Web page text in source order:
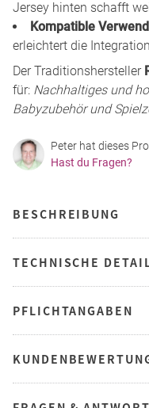
Jersey hinten schafft
Kompatible
erleichtert die
Der Traditionshersteller
für: Nachhaltiges und
Babyzubehör und
Peter hat dieses
Hast du Fragen?
BESCHREIBUNG
TECHNISCHE
PFLICHTANGABEN